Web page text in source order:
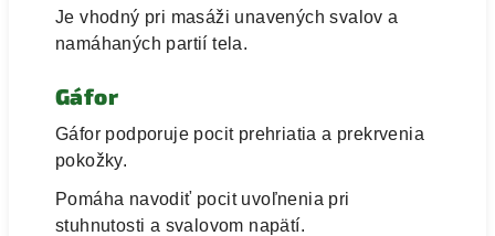
Je vhodný pri masáži unavených svalov a
namáhaných partií tela.
Gáfor
Gáfor podporuje pocit prehriatia a prekrvenia
pokožky.
Pomáha navodiť pocit uvoľnenia pri
stuhnutosti a svalovom napätí.